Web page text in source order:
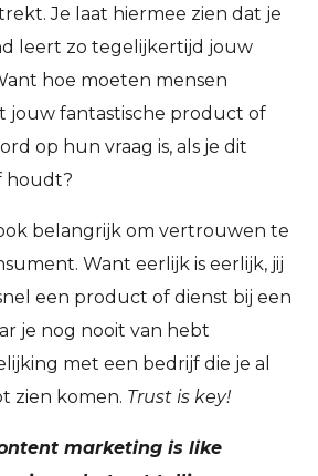
Je laat hiermee zien dat je
leert zo tegelijkertijd jouw
hoe moeten mensen
jouw fantastische product of
op hun vraag is, als je dit
houdt?
belangrijk om vertrouwen te
Want eerlijk is eerlijk, jij
een product of dienst bij een
je nog nooit van hebt
met een bedrijf die je al
zien komen. Trust is key!
marketing is like